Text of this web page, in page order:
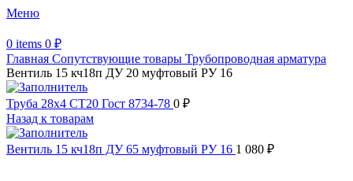
Меню
0 items 0 ₽
Главная Сопутствующие товары Трубопроводная арматура
Вентиль 15 кч18п ДУ 20 муфтовый РУ 16
Труба 28х4 СТ20 Гост 8734-78 0 ₽
Назад к товарам
Вентиль 15 кч18п ДУ 65 муфтовый РУ 16 1 080 ₽